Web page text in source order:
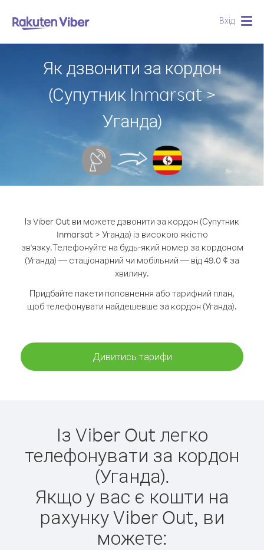
Вхід
Як дзвонити за кордон
(Супутник Inmarsat >
Уганда)
Із Viber Out ви можете дзвонити за кордон (Супутник
Inmarsat > Уганда) із високою якістю
зв'язку.Телефонуйте на будь-який номер за кордоном
(Уганда) — стаціонарний чи мобільний — від 49.0 ¢ за
хвилину.
Придбайте пакети поповнення або тарифний план,
щоб телефонувати найдешевше за кордон (Уганда).
Дивитись тарифи
Із Viber Out легко
телефонувати за кордон
(Уганда).
Якщо у вас є кошти на
рахунку Viber Out, ви
можете: